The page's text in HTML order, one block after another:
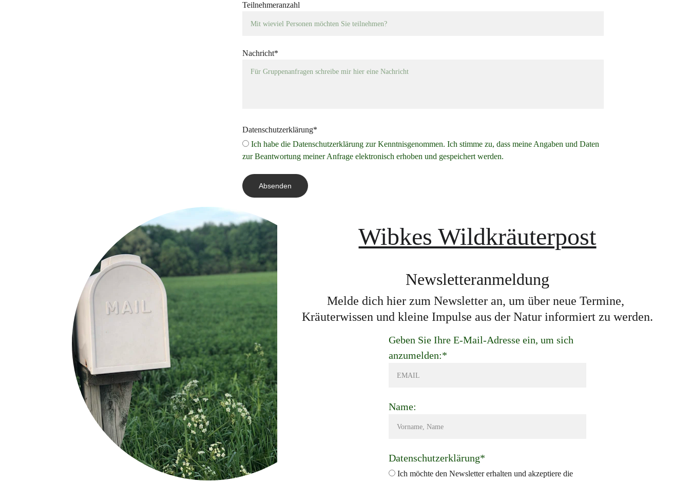
Teilnehmeranzahl
Nachricht*
Datenschutzerklärung*
Ich habe die Datenschutzerklärung zur Kenntnisgenommen. Ich stimme zu, dass meine Angaben und Daten
zur Beantwortung meiner Anfrage elektronisch erhoben und gespeichert werden.
Absenden
Wibkes Wildkräuterpost
Newsletteranmeldung
Melde dich hier zum Newsletter an, um über neue Termine,
Kräuterwissen und kleine Impulse aus der Natur informiert zu werden.
Geben Sie Ihre E-Mail-Adresse ein, um sich
anzumelden:*
Name:
Datenschutzerklärung*
Ich möchte den Newsletter erhalten und akzeptiere die